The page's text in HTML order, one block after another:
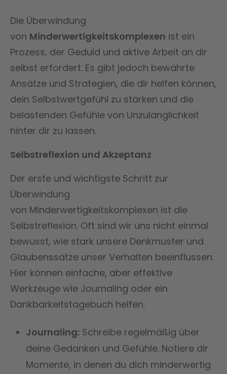
Die Überwindung
von Minderwertigkeitskomplexen ist ein
Prozess, der Geduld und aktive Arbeit an dir
selbst erfordert. Es gibt jedoch bewährte
Ansätze und Strategien, die dir helfen können,
dein Selbstwertgefühl zu stärken und die
belastenden Gefühle von Unzulänglichkeit
hinter dir zu lassen.
Selbstreflexion und Akzeptanz
Der erste und wichtigste Schritt zur
Überwindung
von Minderwertigkeitskomplexen ist die
Selbstreflexion. Oft sind wir uns nicht einmal
bewusst, wie stark unsere Denkmuster und
Glaubenssätze unser Verhalten beeinflussen.
Hier können einfache, aber effektive
Werkzeuge wie Journaling oder ein
Dankbarkeitstagebuch helfen.
Journaling: Schreibe regelmäßig über
deine Gedanken und Gefühle. Notiere dir
Momente, in denen du dich minderwertig